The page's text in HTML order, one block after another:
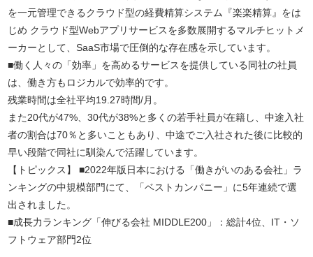
を一元管理できるクラウド型の経費精算システム『楽楽精算』をは
じめ クラウド型Webアプリサービスを多数展開するマルチヒットメ
ーカーとして、SaaS市場で圧倒的な存在感を示しています。
■働く人々の「効率」を高めるサービスを提供している同社の社員
は、働き方もロジカルで効率的です。
残業時間は全社平均19.27時間/月。
また20代が47%、30代が38%と多くの若手社員が在籍し、中途入社
者の割合は70％と多いこともあり、中途でご入社された後に比較的
早い段階で同社に馴染んで活躍しています。
【トピックス】 ■2022年版日本における「働きがいのある会社」ラ
ンキングの中規模部門にて、「ベストカンパニー」に5年連続で選
出されました。
■成長力ランキング「伸びる会社 MIDDLE200」：総計4位、IT・ソ
フトウェア部門2位